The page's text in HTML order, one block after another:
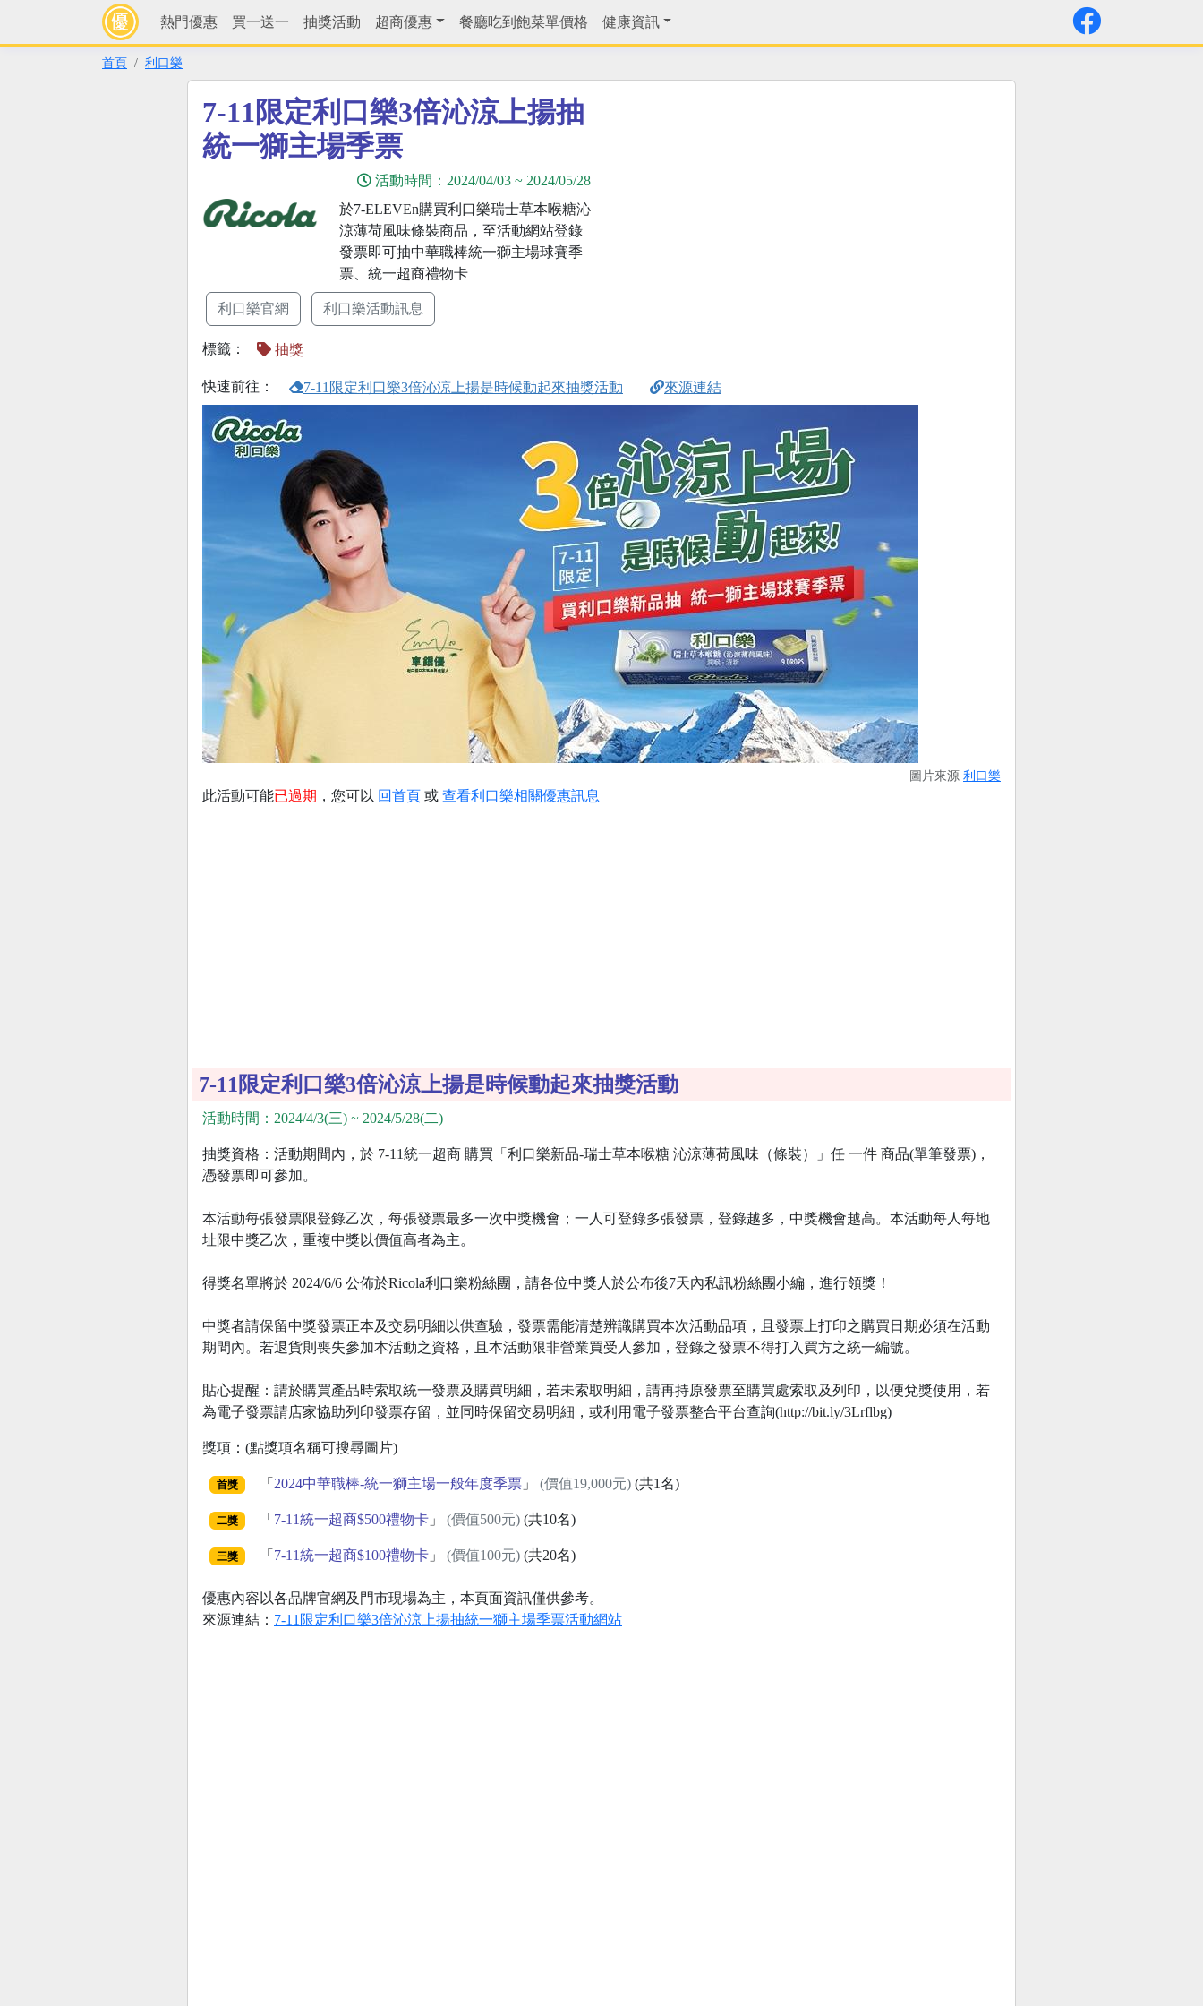
熱門優惠 買一送一 抽獎活動 超商優惠 餐廳吃到飽菜單價格 健康資訊
首頁 利口樂
7-11限定利口樂3倍沁涼上揚抽
統一獅主場季票
活動時間： 2024/04/03 ~ 2024/05/28
於7-ELEVEn購買利口樂瑞士草本喉糖沁
涼薄荷風味條裝商品，至活動網站登錄
發票即可抽中華職棒統一獅主場球賽季
票、統一超商禮物卡
利口樂官網 利口樂活動訊息
標籤： 抽獎
快速前往： 7-11限定利口樂3倍沁涼上揚是時候動起來抽獎活動 來源連結
圖片來源 利口樂
此活動可能已過期 ，您可以 回首頁 或 查看利口樂相關優惠訊息
7-11限定利口樂3倍沁涼上揚是時候動起來抽獎活動
活動時間：2024/4/3(三) ~ 2024/5/28(二)
抽獎資格：活動期間內，於 7-11統一超商 購買「利口樂新品-瑞士草本喉糖 沁涼薄荷風味（條裝）」任 一件 商品(單筆發票)，
憑發票即可參加。
本活動每張發票限登錄乙次，每張發票最多一次中獎機會；一人可登錄多張發票，登錄越多，中獎機會越高。本活動每人每地
址限中獎乙次，重複中獎以價值高者為主。
得獎名單將於 2024/6/6 公佈於Ricola利口樂粉絲團，請各位中獎人於公布後7天內私訊粉絲團小編，進行領獎！
中獎者請保留中獎發票正本及交易明細以供查驗，發票需能清楚辨識購買本次活動品項，且發票上打印之購買日期必須在活動
期間內。若退貨則喪失參加本活動之資格，且本活動限非營業買受人參加，登錄之發票不得打入買方之統一編號。
貼心提醒：請於購買產品時索取統一發票及購買明細，若未索取明細，請再持原發票至購買處索取及列印，以便兌獎使用，若
為電子發票請店家協助列印發票存留，並同時保留交易明細，或利用電子發票整合平台查詢(http://bit.ly/3Lrflbg)
獎項：(點獎項名稱可搜尋圖片)
首獎 「 2024中華職棒-統一獅主場一般年度季票」 (價值19,000元)(共1名)
二獎 「 7-11統一超商$500禮物卡」 (價值500元)(共10名)
三獎 「 7-11統一超商$100禮物卡」 (價值100元)(共20名)
優惠內容以各品牌官網及門市現場為主，本頁面資訊僅供參考。
來源連結： 7-11限定利口樂3倍沁涼上揚抽統一獅主場季票活動網站